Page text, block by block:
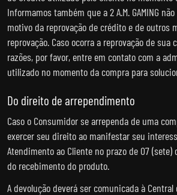
Informamos também que a 2 A.M. GAMING
motivo da reprovação de crédito e de outros
reprovação. Caso ocorra a reprovação de sua
razões, por favor, entre em contato com a
utilizado no momento da compra para
Do direito de arrependimento
Caso o Consumidor se arrependa de uma
exercer seu direito ao manifestar seu
Atendimento ao Cliente no prazo de 07
do recebimento do produto.
A devolução deverá ser comunicada à